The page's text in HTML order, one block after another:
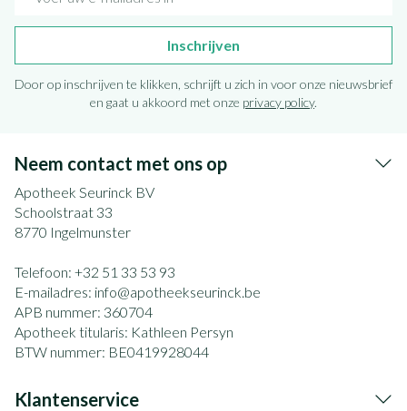
Inschrijven
Door op inschrijven te klikken, schrijft u zich in voor onze nieuwsbrief
en gaat u akkoord met onze privacy policy.
Neem contact met ons op
Apotheek Seurinck BV
Schoolstraat 33
8770 Ingelmunster
Telefoon: +32 51 33 53 93
E-mailadres: info@apotheekseurinck.be
APB nummer: 360704
Apotheek titularis: Kathleen Persyn
BTW nummer: BE0419928044
Klantenservice